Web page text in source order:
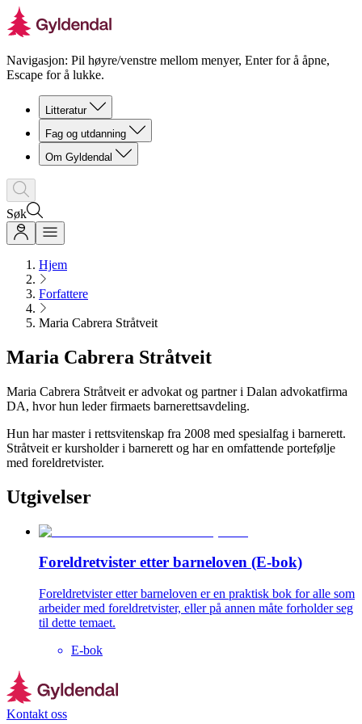
Navigasjon: Pil høyre/venstre mellom menyer, Enter for å åpne,
Escape for å lukke.
Litteratur
Fag og utdanning
Om Gyldendal
Søk
Hjem
Forfattere
Maria Cabrera Stråtveit
Maria Cabrera Stråtveit
Maria Cabrera Stråtveit er advokat og partner i Dalan advokatfirma
DA, hvor hun leder firmaets barnerettsavdeling.
Hun har master i rettsvitenskap fra 2008 med spesialfag i barnerett.
Stråtveit er kursholder i barnerett og har en omfattende portefølje
med foreldretvister.
Utgivelser
Foreldretvister etter barneloven (E-bok)
Foreldretvister etter barneloven er en praktisk bok for alle som
arbeider med foreldretvister, eller på annen måte forholder seg
til dette temaet.
E-bok
Kontakt oss